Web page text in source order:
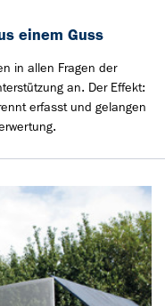
einem Guss
in allen Fragen der
an. Der Effekt:
erfasst und gelangen